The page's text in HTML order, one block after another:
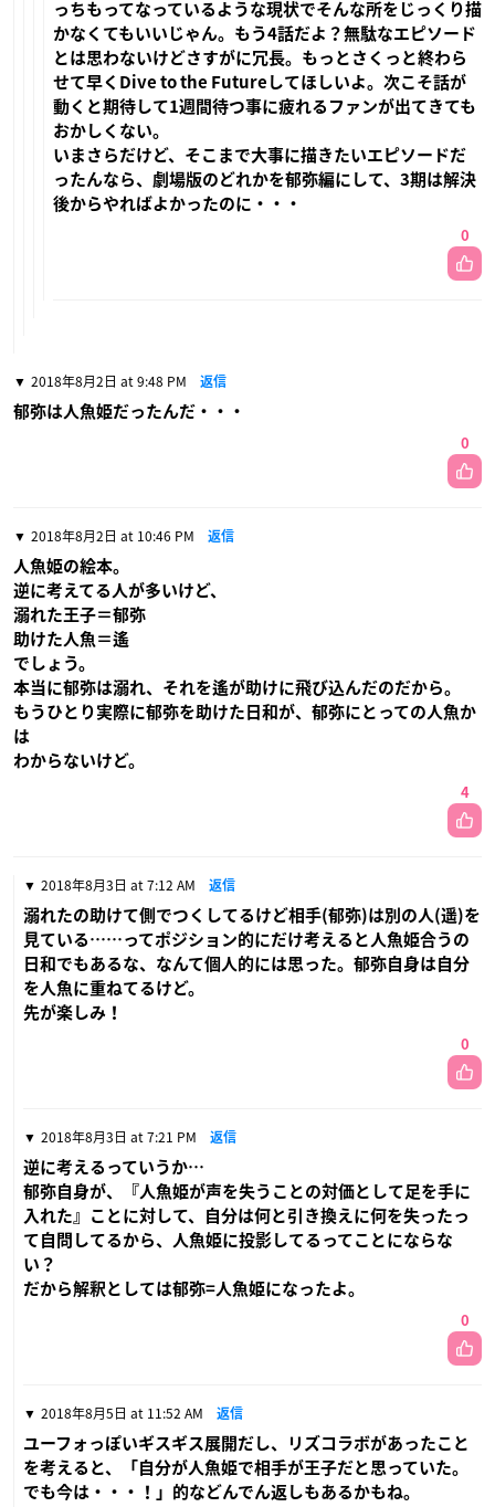
っちもってなっているような現状でそんな所をじっくり描
かなくてもいいじゃん。もう4話だよ？無駄なエピソード
とは思わないけどさすがに冗長。もっとさくっと終わら
せて早くDive to the Futureしてほしいよ。次こそ話が
動くと期待して1週間待つ事に疲れるファンが出てきても
おかしくない。
いまさらだけど、そこまで大事に描きたいエピソードだ
ったんなら、劇場版のどれかを郁弥編にして、3期は解決
後からやればよかったのに・・・
0
2018年8月2日 at 9:48 PM 返信
郁弥は人魚姫だったんだ・・・
0
2018年8月2日 at 10:46 PM 返信
人魚姫の絵本。
逆に考えてる人が多いけど、
溺れた王子＝郁弥
助けた人魚＝遙
でしょう。
本当に郁弥は溺れ、それを遙が助けに飛び込んだのだから。
もうひとり実際に郁弥を助けた日和が、郁弥にとっての人魚か
は
わからないけど。
4
2018年8月3日 at 7:12 AM 返信
溺れたの助けて側でつくしてるけど相手(郁弥)は別の人(遥)を
見ている……ってポジション的にだけ考えると人魚姫合うの
日和でもあるな、なんて個人的には思った。郁弥自身は自分
を人魚に重ねてるけど。
先が楽しみ！
0
2018年8月3日 at 7:21 PM 返信
逆に考えるっていうか…
郁弥自身が、『人魚姫が声を失うことの対価として足を手に
入れた』ことに対して、自分は何と引き換えに何を失ったっ
て自問してるから、人魚姫に投影してるってことにならな
い？
だから解釈としては郁弥=人魚姫になったよ。
0
2018年8月5日 at 11:52 AM 返信
ユーフォっぽいギスギス展開だし、リズコラボがあったこと
を考えると、「自分が人魚姫で相手が王子だと思っていた。
でも今は・・・！」的などんでん返しもあるかもね。